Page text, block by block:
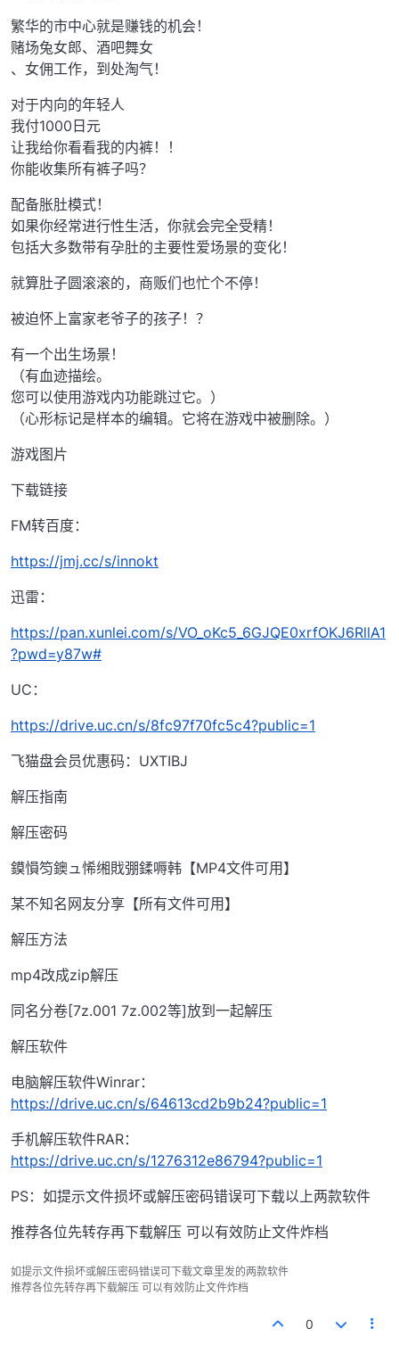
繁华的市中心就是赚钱的机会！
赌场兔女郎、酒吧舞女
、女佣工作，到处淘气！
对于内向的年轻人
我付1000日元
让我给你看看我的内裤！！
你能收集所有裤子吗？
配备胀肚模式！
如果你经常进行性生活，你就会完全受精！
包括大多数带有孕肚的主要性爱场景的变化！
就算肚子圆滚滚的，商贩们也忙个不停！
被迫怀上富家老爷子的孩子！？
有一个出生场景！
（有血迹描绘。
您可以使用游戏内功能跳过它。）
（心形标记是样本的编辑。它将在游戏中被删除。）
游戏图片
下载链接
FM转百度：
https://jmj.cc/s/innokt
迅雷：
https://pan.xunlei.com/s/VO_oKc5_6GJQE0xrfOKJ6RllA1
?pwd=y87w#
UC：
https://drive.uc.cn/s/8fc97f70fc5c4?public=1
飞猫盘会员优惠码：UXTIBJ
解压指南
解压密码
鏌愪笉鐭ュ悕缃戝弸鍒嗕韩【MP4文件可用】
某不知名网友分享【所有文件可用】
解压方法
mp4改成zip解压
同名分卷[7z.001 7z.002等]放到一起解压
解压软件
电脑解压软件Winrar：
https://drive.uc.cn/s/64613cd2b9b24?public=1
手机解压软件RAR：
https://drive.uc.cn/s/1276312e86794?public=1
PS：如提示文件损坏或解压密码错误可下载以上两款软件
推荐各位先转存再下载解压 可以有效防止文件炸档
如提示文件损坏或解压密码错误可下载文章里发的两款软件
推荐各位先转存再下载解压 可以有效防止文件炸档
0